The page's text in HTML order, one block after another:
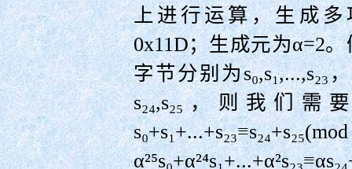
上进行运算，生成多
0x11D；生成元为α=2
字节分别为
s₂₄,s₂₅，则我们需